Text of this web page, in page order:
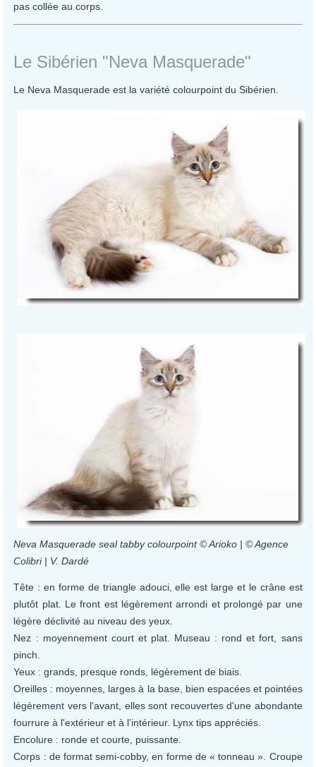
pas collée au corps.
Le Sibérien "Neva Masquerade"
Le Neva Masquerade est la variété colourpoint du Sibérien.
Neva Masquerade seal tabby colourpoint © Arioko | © Agence
Colibri | V. Dardé
Tête : en forme de triangle adouci, elle est large et le crâne est
plutôt plat. Le front est légèrement arrondi et prolongé par une
légère déclivité au niveau des yeux.
Nez : moyennement court et plat. Museau : rond et fort, sans
pinch.
Yeux : grands, presque ronds, légèrement de biais.
Oreilles : moyennes, larges à la base, bien espacées et pointées
légèrement vers l'avant, elles sont recouvertes d'une abondante
fourrure à l'extérieur et à l'intérieur. Lynx tips appréciés.
Encolure : ronde et courte, puissante.
Corps : de format semi-cobby, en forme de « tonneau ». Croupe